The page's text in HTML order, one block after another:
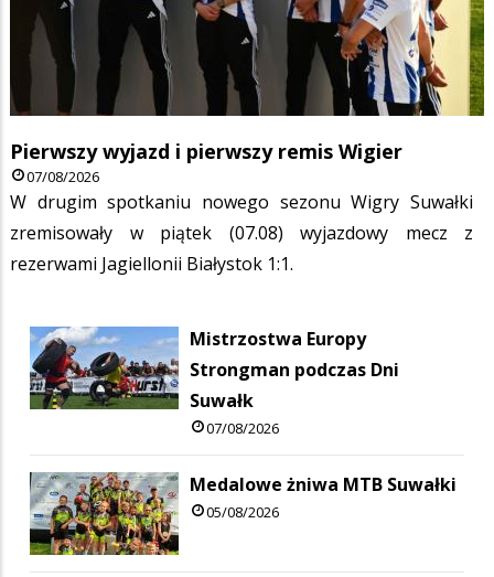
Pierwszy wyjazd i pierwszy remis Wigier
07/08/2026
W drugim spotkaniu nowego sezonu Wigry Suwałki
zremisowały w piątek (07.08) wyjazdowy mecz z
rezerwami Jagiellonii Białystok 1:1.
Mistrzostwa Europy
Strongman podczas Dni
Suwałk
07/08/2026
Medalowe żniwa MTB Suwałki
05/08/2026